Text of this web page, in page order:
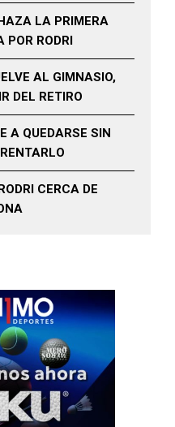
LA PRIMERA
POR RODRI
AL GIMNASIO,
DEL RETIRO
A QUEDARSE SIN
CERCA DE